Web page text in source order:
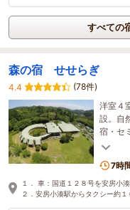
すべての
森の宿 せせらぎ
4.4
(78件)
洋室４
設。自
宿・セ
の場と
7時
１． 車：国道１２８号を安房小
２．安房小湊駅からタクシー約１